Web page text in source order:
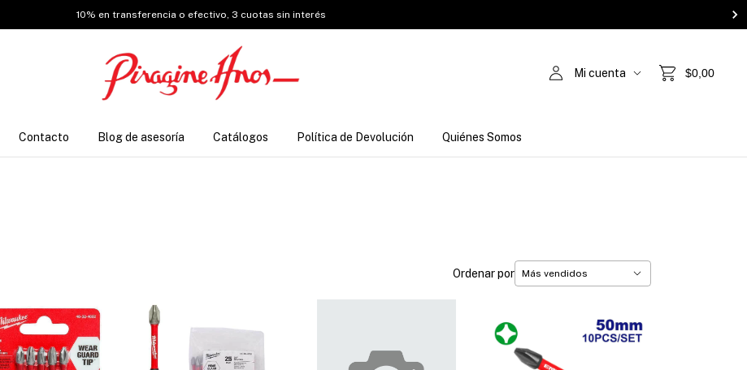
10% en transferencia o efectivo, 3 cuotas sin interés
Mi cuenta $0,00
Contacto Blog de asesoría Catálogos Política de Devolución Quiénes Somos
Ordenar por